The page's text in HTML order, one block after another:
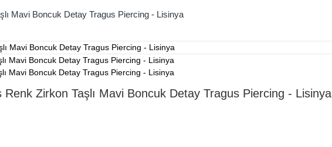
Mavi Boncuk Detay Tragus Piercing - Lisinya
Zirkon Taşlı Mavi Boncuk Detay Tragus Piercing - Lisinya